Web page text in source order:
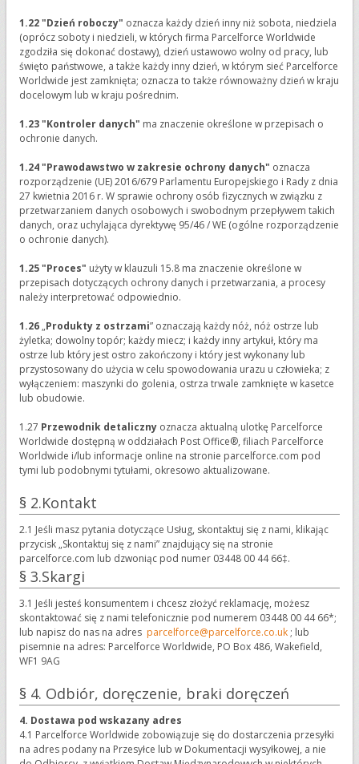
1.22 "Dzień roboczy" oznacza każdy dzień inny niż sobota, niedziela
(oprócz soboty i niedzieli, w których firma Parcelforce Worldwide
zgodziła się dokonać dostawy), dzień ustawowo wolny od pracy, lub
święto państwowe, a także każdy inny dzień, w którym sieć Parcelforce
Worldwide jest zamknięta; oznacza to także równoważny dzień w kraju
docelowym lub w kraju pośrednim.
1.23"Kontroler danych" ma znaczenie określone w przepisach o
ochronie danych.
1.24 "Prawodawstwo w zakresie ochrony danych" oznacza
rozporządzenie (UE) 2016/679 Parlamentu Europejskiego i Rady z dnia
27 kwietnia 2016 r. W sprawie ochrony osób fizycznych w związku z
przetwarzaniem danych osobowych i swobodnym przepływem takich
danych, oraz uchylająca dyrektywę 95/46 / WE (ogólne rozporządzenie
o ochronie danych).
1.25 "Proces" użyty w klauzuli 15.8 ma znaczenie określone w
przepisach dotyczących ochrony danych i przetwarzania, a procesy
należy interpretować odpowiednio.
1.26 „Produkty z ostrzami” oznaczają każdy nóż, nóż ostrze lub
żyletka; dowolny topór; każdy miecz; i każdy inny artykuł, który ma
ostrze lub który jest ostro zakończony i który jest wykonany lub
przystosowany do użycia w celu spowodowania urazu u człowieka; z
wyłączeniem: maszynki do golenia, ostrza trwale zamknięte w kasetce
lub obudowie.
1.27 Przewodnik detaliczny oznacza aktualną ulotkę Parcelforce
Worldwide dostępną w oddziałach Post Office®, filiach Parcelforce
Worldwide i/lub informacje online na stronie parcelforce.com pod
tymi lub podobnymi tytułami, okresowo aktualizowane.
§ 2.Kontakt
2.1 Jeśli masz pytania dotyczące Usług, skontaktuj się z nami, klikając
przycisk „Skontaktuj się z nami” znajdujący się na stronie
parcelforce.com lub dzwoniąc pod numer 03448 00 44 66‡.
§ 3.Skargi
3.1 Jeśli jesteś konsumentem i chcesz złożyć reklamację, możesz
skontaktować się z nami telefonicznie pod numerem 03448 00 44 66*;
lub napisz do nas na adres parcelforce@parcelforce.co.uk ; lub
pisemnie na adres: Parcelforce Worldwide, PO Box 486, Wakefield,
WF1 9AG
§ 4. Odbiór, doręczenie, braki doręczeń
4. Dostawa pod wskazany adres
4.1 Parcelforce Worldwide zobowiązuje się do dostarczenia przesyłki
na adres podany na Przesyłce lub w Dokumentacji wysyłkowej, a nie